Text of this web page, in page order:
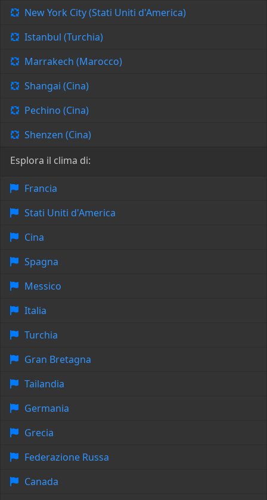
New York City (Stati Uniti d'America)
Istanbul (Turchia)
Marrakech (Marocco)
Shangai (Cina)
Pechino (Cina)
Shenzen (Cina)
Esplora il clima di:
Francia
Stati Uniti d'America
Cina
Spagna
Messico
Italia
Turchia
Gran Bretagna
Tailandia
Germania
Grecia
Federazione Russa
Canada